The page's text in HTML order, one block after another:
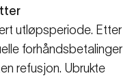
utløpsperiode. Etter
forhåndsbetalinger
refusjon. Ubrukte